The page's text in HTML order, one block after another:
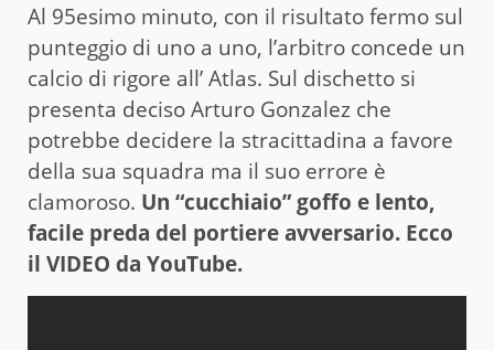
Al 95esimo minuto, con il risultato fermo sul
punteggio di uno a uno, l’arbitro concede un
calcio di rigore all’ Atlas. Sul dischetto si
presenta deciso Arturo Gonzalez che
potrebbe decidere la stracittadina a favore
della sua squadra ma il suo errore è
clamoroso. Un “cucchiaio” goffo e lento,
facile preda del portiere avversario. Ecco
il VIDEO da YouTube.